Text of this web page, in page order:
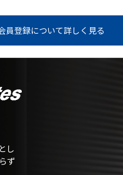
員登録について詳しく見る
し
ず